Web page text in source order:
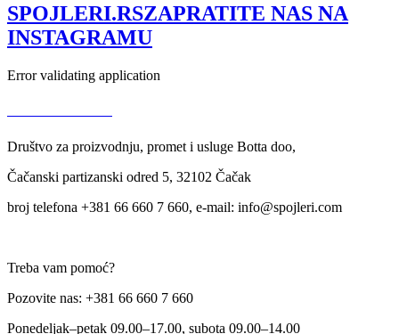
SPOJLERI.RSZAPRATITE NAS NA
INSTAGRAMU
Error validating application
Društvo za proizvodnju, promet i usluge Botta doo,
Čačanski partizanski odred 5, 32102 Čačak
broj telefona +381 66 660 7 660, e-mail: info@spojleri.com
Treba vam pomoć?
Pozovite nas: +381 66 660 7 660
Ponedeljak–petak 09.00–17.00, subota 09.00–14.00